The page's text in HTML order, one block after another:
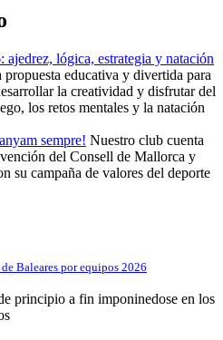
ajedrez, lógica, estrategia y natación
propuesta educativa y divertida para
la creatividad y disfrutar del
los retos mentales y la natación
sempre! Nuestro club cuenta
del Consell de Mallorca y
su campaña de valores del deporte
Baleares por equipos 2026
principio a fin imponinedose en los